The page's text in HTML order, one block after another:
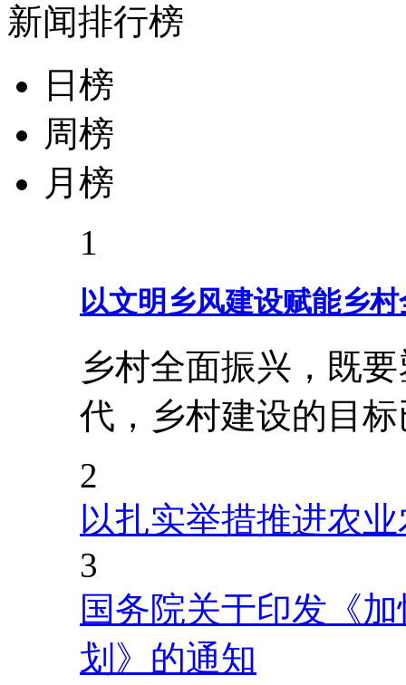
新闻排行榜
日榜
周榜
月榜
1
以文明乡风建设赋能乡
乡村全面振兴，既
代，乡村建设的目
2
以扎实举措推进农
3
国务院关于印发《
划》的通知